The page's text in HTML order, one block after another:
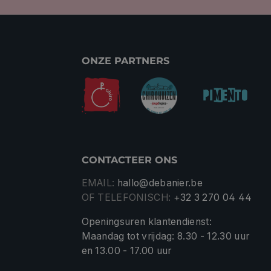
ONZE PARTNERS
CONTACTEER ONS
EMAIL: hallo@debanier.be
OF TELEFONISCH: +32 3 270 04 44
Openingsuren klantendienst:
Maandag tot vrijdag: 8.30 - 12.30 uur
en 13.00 - 17.00 uur